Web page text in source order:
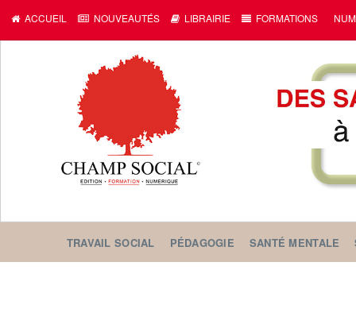
ACCUEIL NOUVEAUTÉS LIBRAIRIE FORMATIONS
TRAVAIL SOCIAL PÉDAGOGIE SANTÉ MENTALE